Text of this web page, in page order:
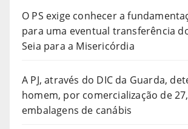
O PS exige conhecer a
para uma eventual transferência
Seia para a Misericórdia
A PJ, através do DIC da Guarda,
homem, por comercialização de
embalagens de canábis